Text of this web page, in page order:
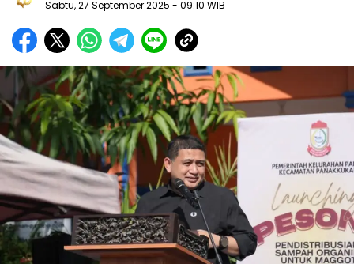
Sabtu, 27 September 2025 - 09:10 WIB